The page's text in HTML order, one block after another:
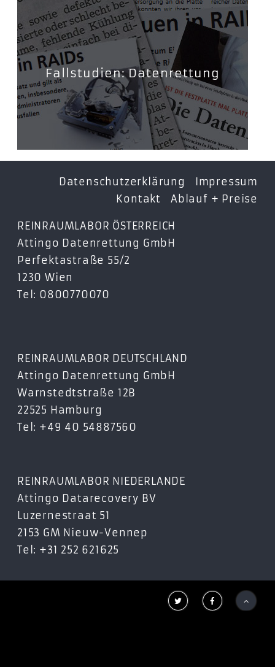
Fallstudien: Datenrettung
Datenschutzerklärung
Impressum
Kontakt
Ablauf + Preise
REINRAUMLABOR ÖSTERREICH
Attingo Datenrettung GmbH
Perfektastraße 55/2
1230 Wien
Tel: 0800770070
REINRAUMLABOR DEUTSCHLAND
Attingo Datenrettung GmbH
Warnstedtstraße 12B
22525 Hamburg
Tel: +49 40 54887560
REINRAUMLABOR NIEDERLANDE
Attingo Datarecovery BV
Luzernestraat 51
2153 GM Nieuw-Vennep
Tel: +31 252 621625
  